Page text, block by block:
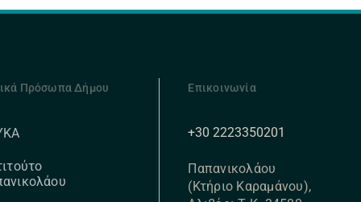
Πρόσωπα Δήμου Επικοινωνία
+30 2223350201
Παπανικολάου
(Κτήριο Καραμάνου),